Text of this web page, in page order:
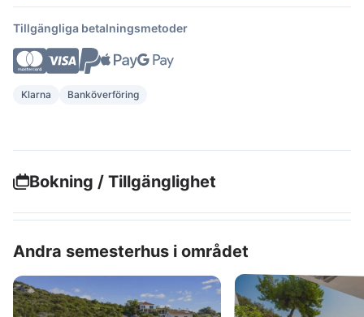
Tillgängliga betalningsmetoder
Klarna Banköverföring
Bokning / Tillgänglighet
Andra semesterhus i området